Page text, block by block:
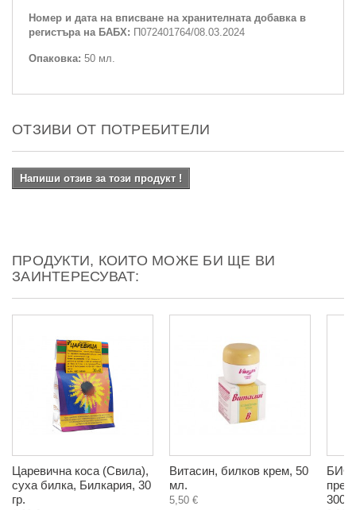
Номер и дата на вписване на хранителната добавка в
регистъра на БАБХ: П072401764/08.03.2024
Опаковка: 50 мл.
ОТЗИВИ ОТ ПОТРЕБИТЕЛИ
Напиши отзив за този продукт !
ПРОДУКТИ, КОИТО МОЖЕ БИ ЩЕ ВИ
ЗАИНТЕРЕСУВАТ:
Царевична коса (Свила),
суха билка, Билкария, 30
гр.
Витасин, билков крем, 50
мл.
5,50 €
БИО
300